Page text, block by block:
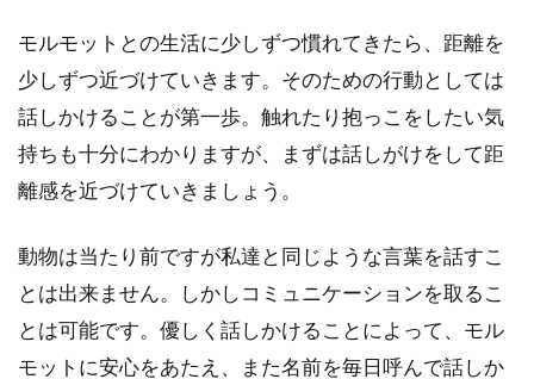
モルモットの触り方について。
触るまでには時間が必要
モルモットの触り方を知りたい！うちの
子は、ナデナデさせてくれない。それど
ころか警戒心むき...
モルモットをリラックスさせる
方法と接し方・ポイントを解説
モルモットとの生活に少しずつ慣れてきたら、距離を
少しずつ近づけていきます。そのための行動としては
話しかけることが第一歩。触れたり抱っこをしたい気
持ちも十分にわかりますが、まずは話しがけをして距
離感を近づけていきましょう。
動物は当たり前ですが私達と同じような言葉を話すこ
とは出来ません。しかしコミュニケーションを取るこ
とは可能です。優しく話しかけることによって、モル
モットに安心をあたえ、また名前を毎日呼んで話しか